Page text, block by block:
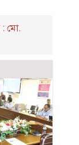
: মো.